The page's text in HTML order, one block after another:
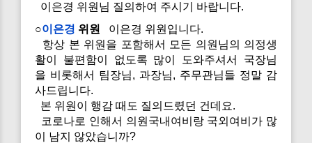
이은경 위원님 질의하여 주시기 바랍니다.
○이은경 위원
이은경 위원입니다.
항상 본 위원을 포함해서 모든 의원님의 의정생
활이 불편함이 없도록 많이 도와주셔서 국장님
을 비롯해서 팀장님, 과장님, 주무관님들 정말 감
사드립니다.
본 위원이 행감 때도 질의드렸던 건데요.
코로나로 인해서 의원국내여비랑 국외여비가 많
이 남지 않았습니까?